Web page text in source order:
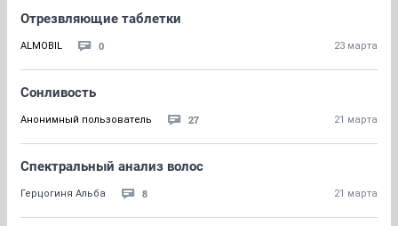
Отрезвляющие таблетки
ALMOBIL 0 23 марта
Сонливость
Анонимный пользователь 27 21 марта
Спектральный анализ волос
Герцогиня Альба 8 21 марта